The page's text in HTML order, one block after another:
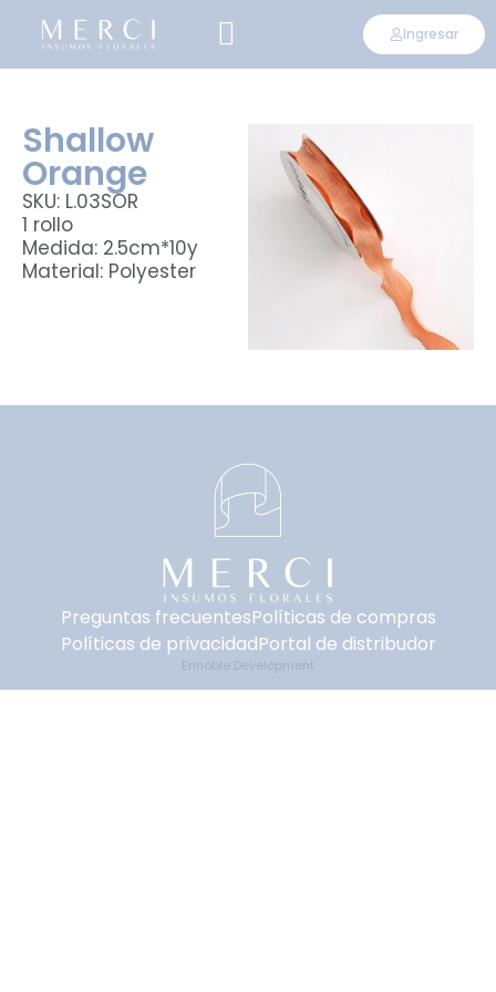
Ingresar
Shallow
Orange
SKU: L.03SOR
1 rollo
Medida: 2.5cm*10y
Material: Polyester
Preguntas frecuentesPolíticas de compras
Políticas de privacidadPortal de distribudor
Ennoble Development